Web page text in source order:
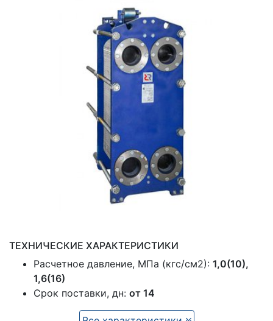
ТЕХНИЧЕСКИЕ ХАРАКТЕРИСТИКИ
Расчетное давление, МПа (кгс/см2): 1,0(10),
1,6(16)
Срок поставки, дн: от 14